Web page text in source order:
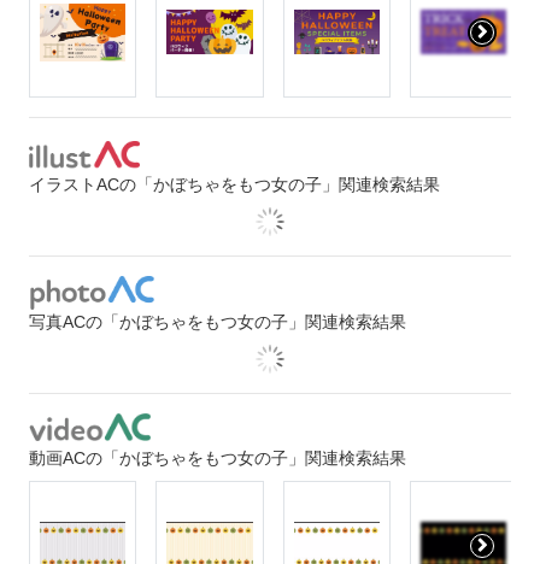
イラストACの「かぼちゃをもつ女の子」関連検索結果
写真ACの「かぼちゃをもつ女の子」関連検索結果
動画ACの「かぼちゃをもつ女の子」関連検索結果